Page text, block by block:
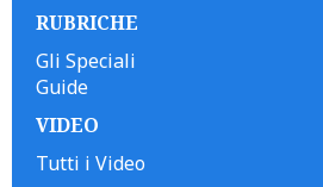
RUBRICHE
Gli Speciali
Guide
VIDEO
Tutti i Video